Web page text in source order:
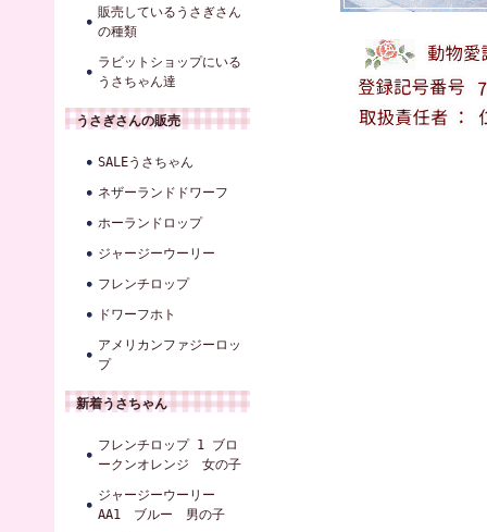
販売しているうさぎさん
の種類
ラビットショップにいる
うさちゃん達
うさぎさんの販売
SALEうさちゃん
ネザーランドドワーフ
ホーランドロップ
ジャージーウーリー
フレンチロップ
ドワーフホト
アメリカンファジーロッ
プ
新着うさちゃん
フレンチロップ 1 ブロ
ークンオレンジ 女の子
ジャージーウーリー
AA1 ブルー 男の子